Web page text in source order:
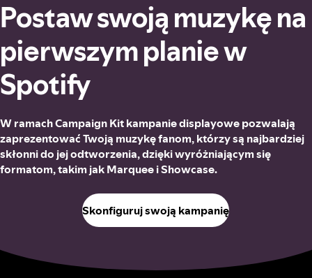
Postaw swoją muzykę na
pierwszym planie w
Spotify
W ramach Campaign Kit kampanie displayowe pozwalają
zaprezentować Twoją muzykę fanom, którzy są najbardziej
skłonni do jej odtworzenia, dzięki wyróżniającym się
formatom, takim jak Marquee i Showcase.
Skonfiguruj swoją kampanię